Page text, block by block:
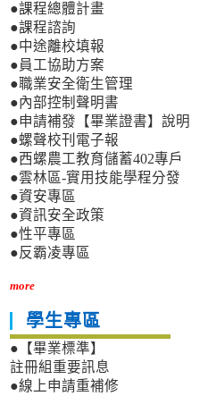
●課程總體計畫
●課程諮詢
●中途離校填報
●員工協助方案
●職業安全衛生管理
●內部控制聲明書
●申請補發【畢業證書】說明
●螺聲校刊電子報
●西螺農工教育儲蓄402專戶
●雲林區-實用技能學程分發
●資安專區
●資訊安全政策
●性平專區
●反霸凌專區
more
學生專區
●【畢業標準】
註冊組重要訊息
●線上申請重補修